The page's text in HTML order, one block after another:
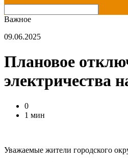
Важное
09.06.2025
Плановое
электричества
0
1 мин
Уважаемые жители городского